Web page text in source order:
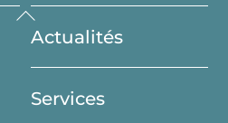
Back
To
Top
Actualités
Services